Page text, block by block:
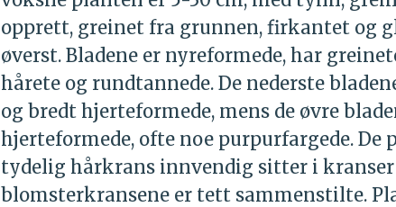
opprett, greinet fra grunnen, firkantet og
øverst. Bladene er nyreformede, har
hårete og rundtannede. De nederste
og bredt hjerteformede, mens de øvre
hjerteformede, ofte noe purpurfargede. De
tydelig hårkrans innvendig sitter i kranser
blomsterkransene er tett sammenstilte.